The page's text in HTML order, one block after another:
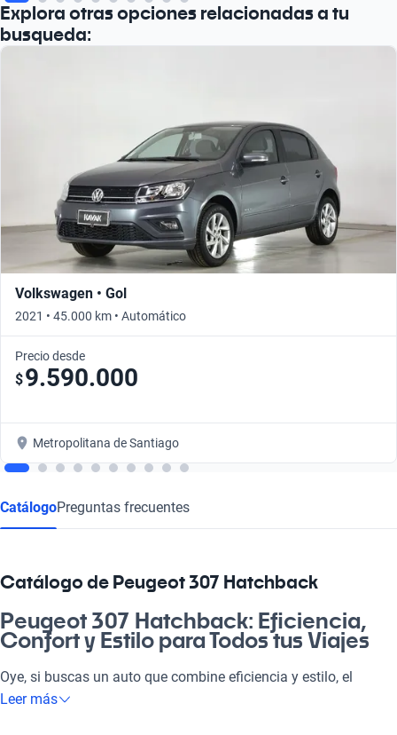
Explora otras opciones relacionadas a tu
busqueda:
Volkswagen • Gol
2021 • 45.000 km • Automático
Precio desde
$9.590.000
Metropolitana de Santiago
CatálogoPreguntas frecuentes
Catálogo de Peugeot 307 Hatchback
Peugeot 307 Hatchback: Eficiencia,
Confort y Estilo para Todos tus Viajes
Oye, si buscas un auto que combine eficiencia y estilo, el
Peugeot 307 Hatchback es la nave perfecta para ti. Su diseño
Leer más